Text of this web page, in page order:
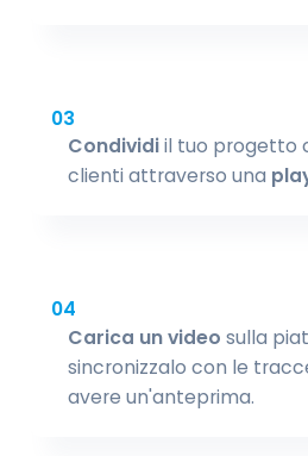
03
Condividiil tuo progetto
clienti attraverso una
04
Carica un video sulla
sincronizzalo con le
avere un'anteprima.